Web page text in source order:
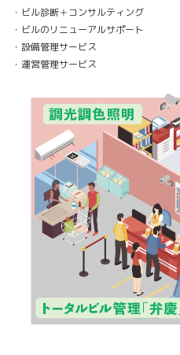
・ビル診断＋コンサルティング
・ビルのリニューアルサポート
・設備管理サービス
・運営管理サービス